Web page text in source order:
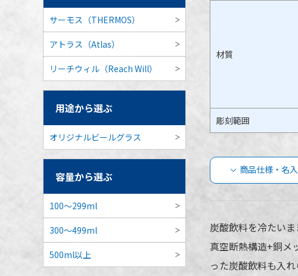
サーモス（THERMOS）
アトラス（Atlas）
リーチウィル（Reach Will）
用途から選ぶ
オリジナルビールグラス
容量から選ぶ
100～299ml
300～499ml
500ml以上
材質
彫刻範囲
商品仕様・名
スパーク
商品仕様
品番
炭酸飲料を冷たい
真空断熱構造+銅メ
った炭酸飲料も入